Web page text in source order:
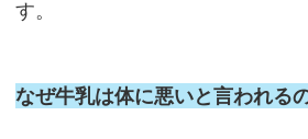
す。
なぜ牛乳は体に悪いと言われる